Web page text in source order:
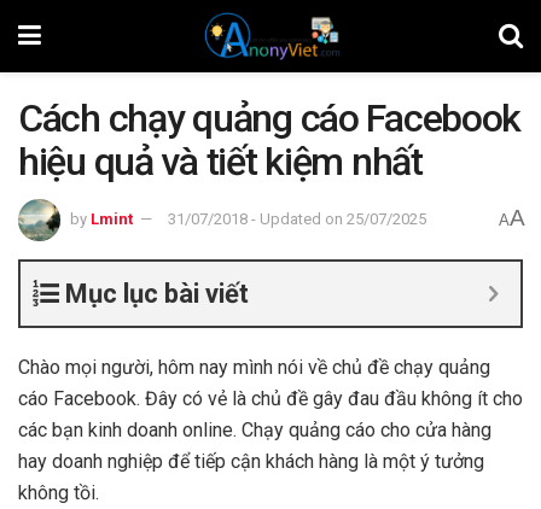
Cách chạy quảng cáo Facebook
hiệu quả và tiết kiệm nhất
by Lmint 31/07/2018 - Updated on 25/07/2025 AA
Mục lục bài viết
Chào mọi người, hôm nay mình nói về chủ đề chạy quảng
cáo Facebook. Đây có vẻ là chủ đề gây đau đầu không ít cho
các bạn kinh doanh online. Chạy quảng cáo cho cửa hàng
hay doanh nghiệp để tiếp cận khách hàng là một ý tưởng
không tồi.